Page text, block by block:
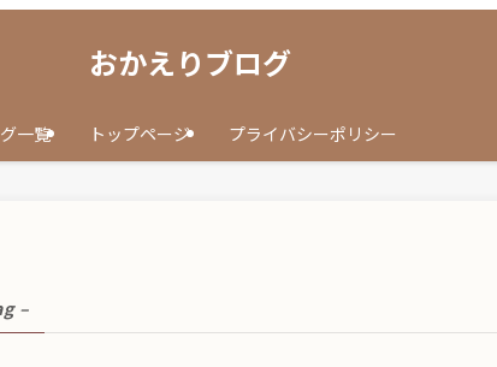
おかえりブログ
一覧 トップページ プライバシーポリシー
–